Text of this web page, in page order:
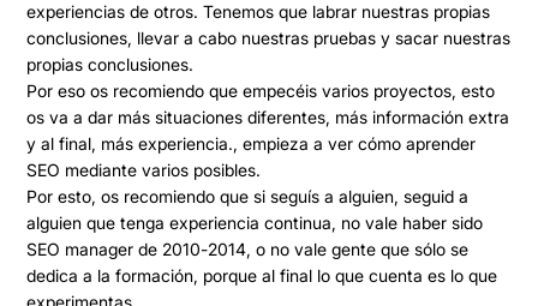
experiencias de otros. Tenemos que labrar nuestras propias
conclusiones, llevar a cabo nuestras pruebas y sacar nuestras
propias conclusiones.
Por eso os recomiendo queempecéis varios proyectos, esto
os va a dar más situaciones diferentes, más información extra
y al final, más experiencia., empieza a ver cómo aprender
SEO mediante varios posibles.
Por esto, os recomiendo que si seguís a alguien, seguid a
alguien que tenga experiencia continua, no vale haber sido
SEO manager de 2010-2014, o no vale gente que sólo se
dedica a la formación, porque al final lo que cuenta es lo que